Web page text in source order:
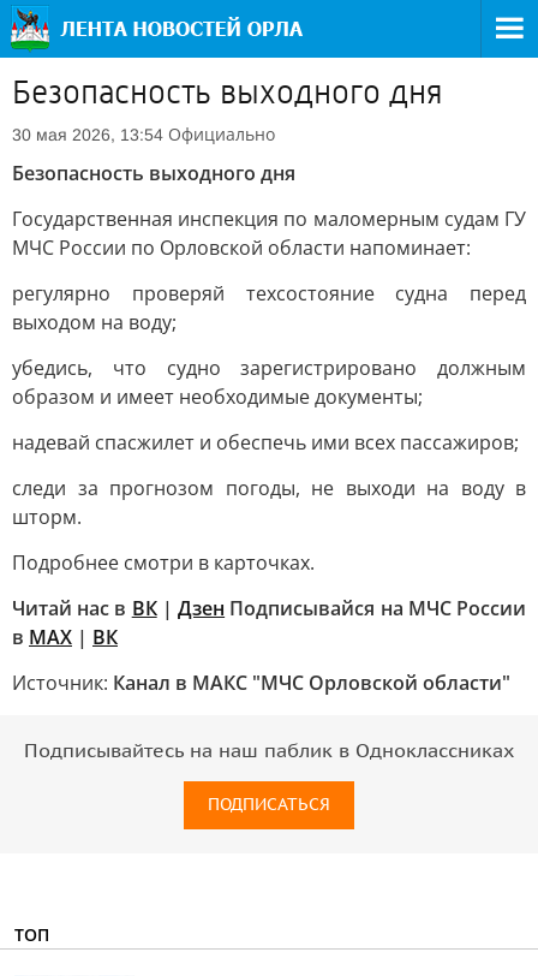
Безопасность выходного дня
30 мая 2026, 13:54 Официально
Безопасность выходного дня
Государственная инспекция по маломерным судам ГУ
МЧС России по Орловской области напоминает:
регулярно проверяй техсостояние судна перед
выходом на воду;
убедись, что судно зарегистрировано должным
образом и имеет необходимые документы;
надевай спасжилет и обеспечь ими всех пассажиров;
следи за прогнозом погоды, не выходи на воду в
шторм.
Подробнее смотри в карточках.
Читай нас в ВК|Дзен Подписывайся на МЧС России
в MAX | ВК
Источник: Канал в МАКС "МЧС Орловской области"
Подписывайтесь на наш паблик в Одноклассниках
ПОДПИСАТЬСЯ
ТОП